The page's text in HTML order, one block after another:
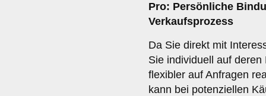
Pro: Persönliche
Verkaufsprozess
Da Sie direkt mit
Sie individuell auf
flexibler auf Anfragen
kann bei potenziellen